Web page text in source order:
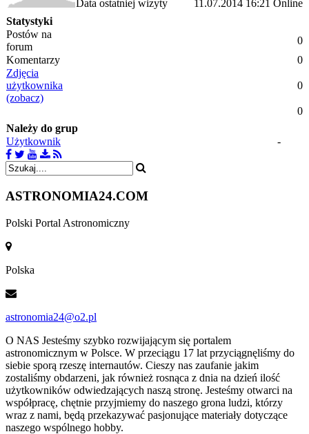
Data ostatniej wizyty 11.07.2014 16:21 Online
Statystyki
Postów na
forum
0
Komentarzy
0
Zdjęcia
użytkownika
(zobacz)
0
0
Należy do grup
Użytkownik
-
ASTRONOMIA24.COM
Polski Portal Astronomiczny
Polska
astronomia24@o2.pl
O NAS Jesteśmy szybko rozwijającym się portalem
astronomicznym w Polsce. W przeciągu 17 lat przyciągnęliśmy do
siebie sporą rzeszę internautów. Cieszy nas zaufanie jakim
zostaliśmy obdarzeni, jak również rosnąca z dnia na dzień ilość
użytkowników odwiedzających naszą stronę. Jesteśmy otwarci na
współpracę, chętnie przyjmiemy do naszego grona ludzi, którzy
wraz z nami, będą przekazywać pasjonujące materiały dotyczące
naszego wspólnego hobby.